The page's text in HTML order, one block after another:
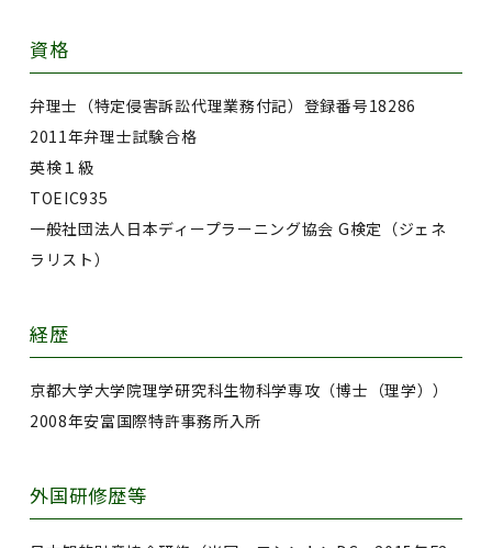
資格
弁理士（特定侵害訴訟代理業務付記）登録番号18286
2011年弁理士試験合格
英検１級
TOEIC935
一般社団法人日本ディープラーニング協会 G検定（ジェネ
ラリスト）
経歴
京都大学大学院理学研究科生物科学専攻（博士（理学））
2008年安富国際特許事務所入所
外国研修歴等